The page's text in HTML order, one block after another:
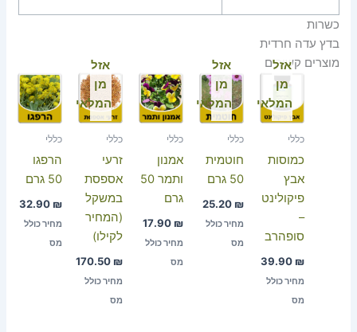
כשרות
בדץ עדה חרדית
מוצרים קשורים
אזל
מן
המלאי
כללי
כמוסות
אבץ
פיקולינט
–
סופהרב
39.90 ₪
מחיר כולל
מס
אזל
מן
המלאי
כללי
חוטמית
50 גרם
25.20 ₪
מחיר כולל
מס
כללי
אמנון
ותמר 50
גרם
17.90 ₪
מחיר כולל
מס
אזל
מן
המלאי
כללי
זרעי
אספסת
במשקל
(המחיר
לקילו)
170.50 ₪
מחיר כולל
מס
כללי
הרפגו
50 גרם
32.90 ₪
מחיר כולל
מס